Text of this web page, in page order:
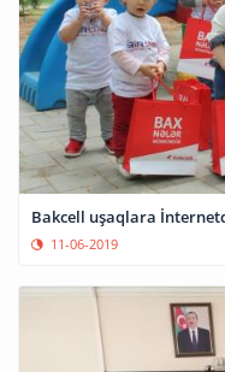
Bakcell uşaqlara
11-06-2019